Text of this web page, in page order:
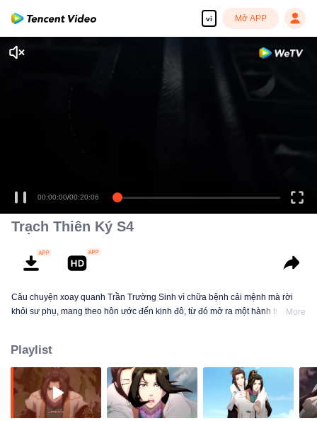
vi Mở APP
00:00:00/00:20:06
Trạch Thiên Ký S4
Câu chuyện xoay quanh Trần Trường Sinh vì chữa bệnh cải mệnh mà rời
khỏi sư phụ, mang theo hôn ước đến kinh đô, từ đó mở ra một hành trình
quyết đấu một trận sống còn với thiên hạ…
More
Playlist